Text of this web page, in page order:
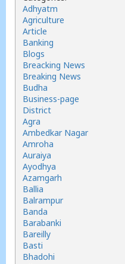
Adhyatm
Agriculture
Article
Banking
Blogs
Breacking News
Breaking News
Budha
Business-page
District
Agra
Ambedkar Nagar
Amroha
Auraiya
Ayodhya
Azamgarh
Ballia
Balrampur
Banda
Barabanki
Bareilly
Basti
Bhadohi